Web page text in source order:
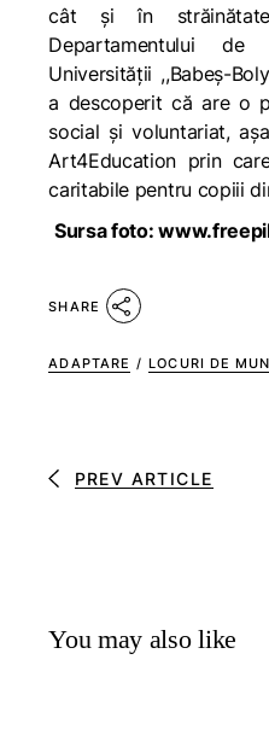
cât și în
Departamentului
Universității ,,Babeș-
a descoperit că are o
social și voluntariat,
Art4Education prin
caritabile pentru copiii
Sursa foto:
SHARE
ADAPTARE / LOCURI DE
PREV ARTICLE
You may also like